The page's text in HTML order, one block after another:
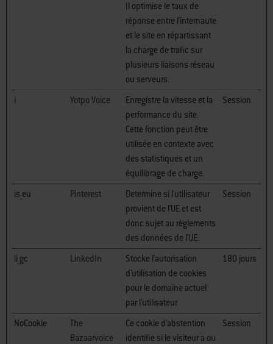
Il optimise le taux de
réponse entre l'internaute
et le site en répartissant
la charge de trafic sur
plusieurs liaisons réseau
ou serveurs.
i Yotpo Voice
Enregistre la vitesse et la
performance du site.
Cette fonction peut être
utilisée en contexte avec
des statistiques et un
équilibrage de charge.
Session
is_eu Pinterest
Determine si l'utilisateur
provient de l'UE et est
donc sujet au règlements
des données de l'UE.
Session
li_gc LinkedIn
Stocke l'autorisation
d'utilisation de cookies
pour le domaine actuel
par l'utilisateur
180 jours
NoCookie
The
Bazaarvoice
Ce cookie d'abstention
identifie si le visiteur a ou
Session